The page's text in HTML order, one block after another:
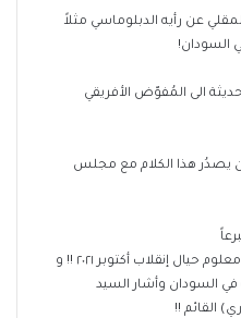
عن رأيه الدبلوماسي مثلاً
السودان!
الى المُفوّض الأفريقي
يصدُر هذا الكلام مع مجلس
قائلاً بأن موقف المجلس الأفريقي معلوم حيال إنقلاب أكتوبر ٢٠٢١ !! و
السودان وأشار السيد
القائم !!